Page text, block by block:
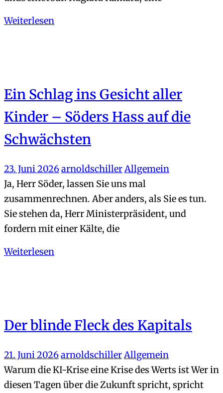
Weiterlesen
Ein Schlag ins Gesicht aller
Kinder – Söders Hass auf die
Schwächsten
23. Juni 2026arnoldschiller Allgemein
Ja, Herr Söder, lassen Sie uns mal
zusammenrechnen. Aber anders, als Sie es tun.
Sie stehen da, Herr Ministerpräsident, und
fordern mit einer Kälte, die
Weiterlesen
Der blinde Fleck des Kapitals
21. Juni 2026arnoldschillerAllgemein
Warum die KI-Krise eine Krise des Werts ist Wer in
diesen Tagen über die Zukunft spricht, spricht